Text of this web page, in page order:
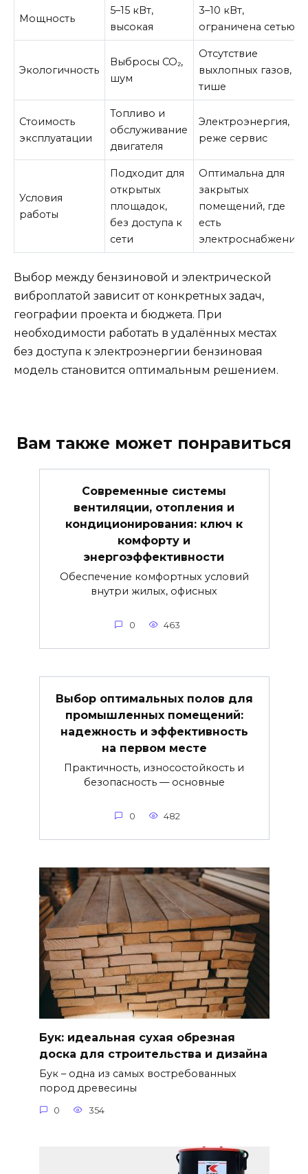
Мощность
5–15 кВт,
высокая
3–10 кВт,
ограничена сетью
Экологичность
Выбросы CO₂,
шум
Отсутствие
выхлопных газов,
тише
Стоимость
эксплуатации
Топливо и
обслуживание
двигателя
Электроэнергия,
реже сервис
Условия
работы
Подходит для
открытых
площадок,
без доступа к
сети
Оптимальна для
закрытых
помещений, где
есть
электроснабжение
Выбор между бензиновой и электрической
виброплатой зависит от конкретных задач,
географии проекта и бюджета. При
необходимости работать в удалённых местах
без доступа к электроэнергии бензиновая
модель становится оптимальным решением.
Вам также может понравиться
Современные системы
вентиляции, отопления и
кондиционирования: ключ к
комфорту и
энергоэффективности
Обеспечение комфортных условий
внутри жилых, офисных
0 463
Выбор оптимальных полов для
промышленных помещений:
надежность и эффективность
на первом месте
Практичность, износостойкость и
безопасность — основные
0 482
Бук: идеальная сухая обрезная
доска для строительства и дизайна
Бук – одна из самых востребованных
пород древесины
0 354